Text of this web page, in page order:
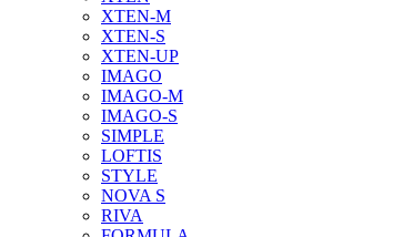
XTEN-M
XTEN-S
XTEN-UP
IMAGO
IMAGO-M
IMAGO-S
SIMPLE
LOFTIS
STYLE
NOVA S
RIVA